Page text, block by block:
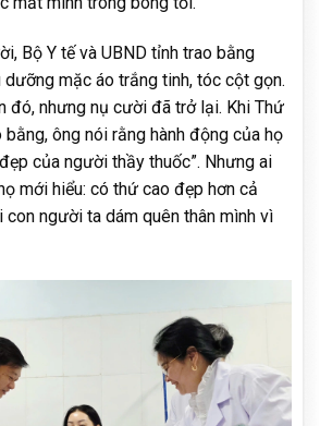
Bộ Y tế và UBND tỉnh trao bằng
dưỡng mặc áo trắng tinh, tóc cột gọn.
đó, nhưng nụ cười đã trở lại. Khi Thứ
ông nói rằng hành động của họ
của người thầy thuốc”. Nhưng ai
mới hiểu: có thứ cao đẹp hơn cả
con người ta dám quên thân mình vì